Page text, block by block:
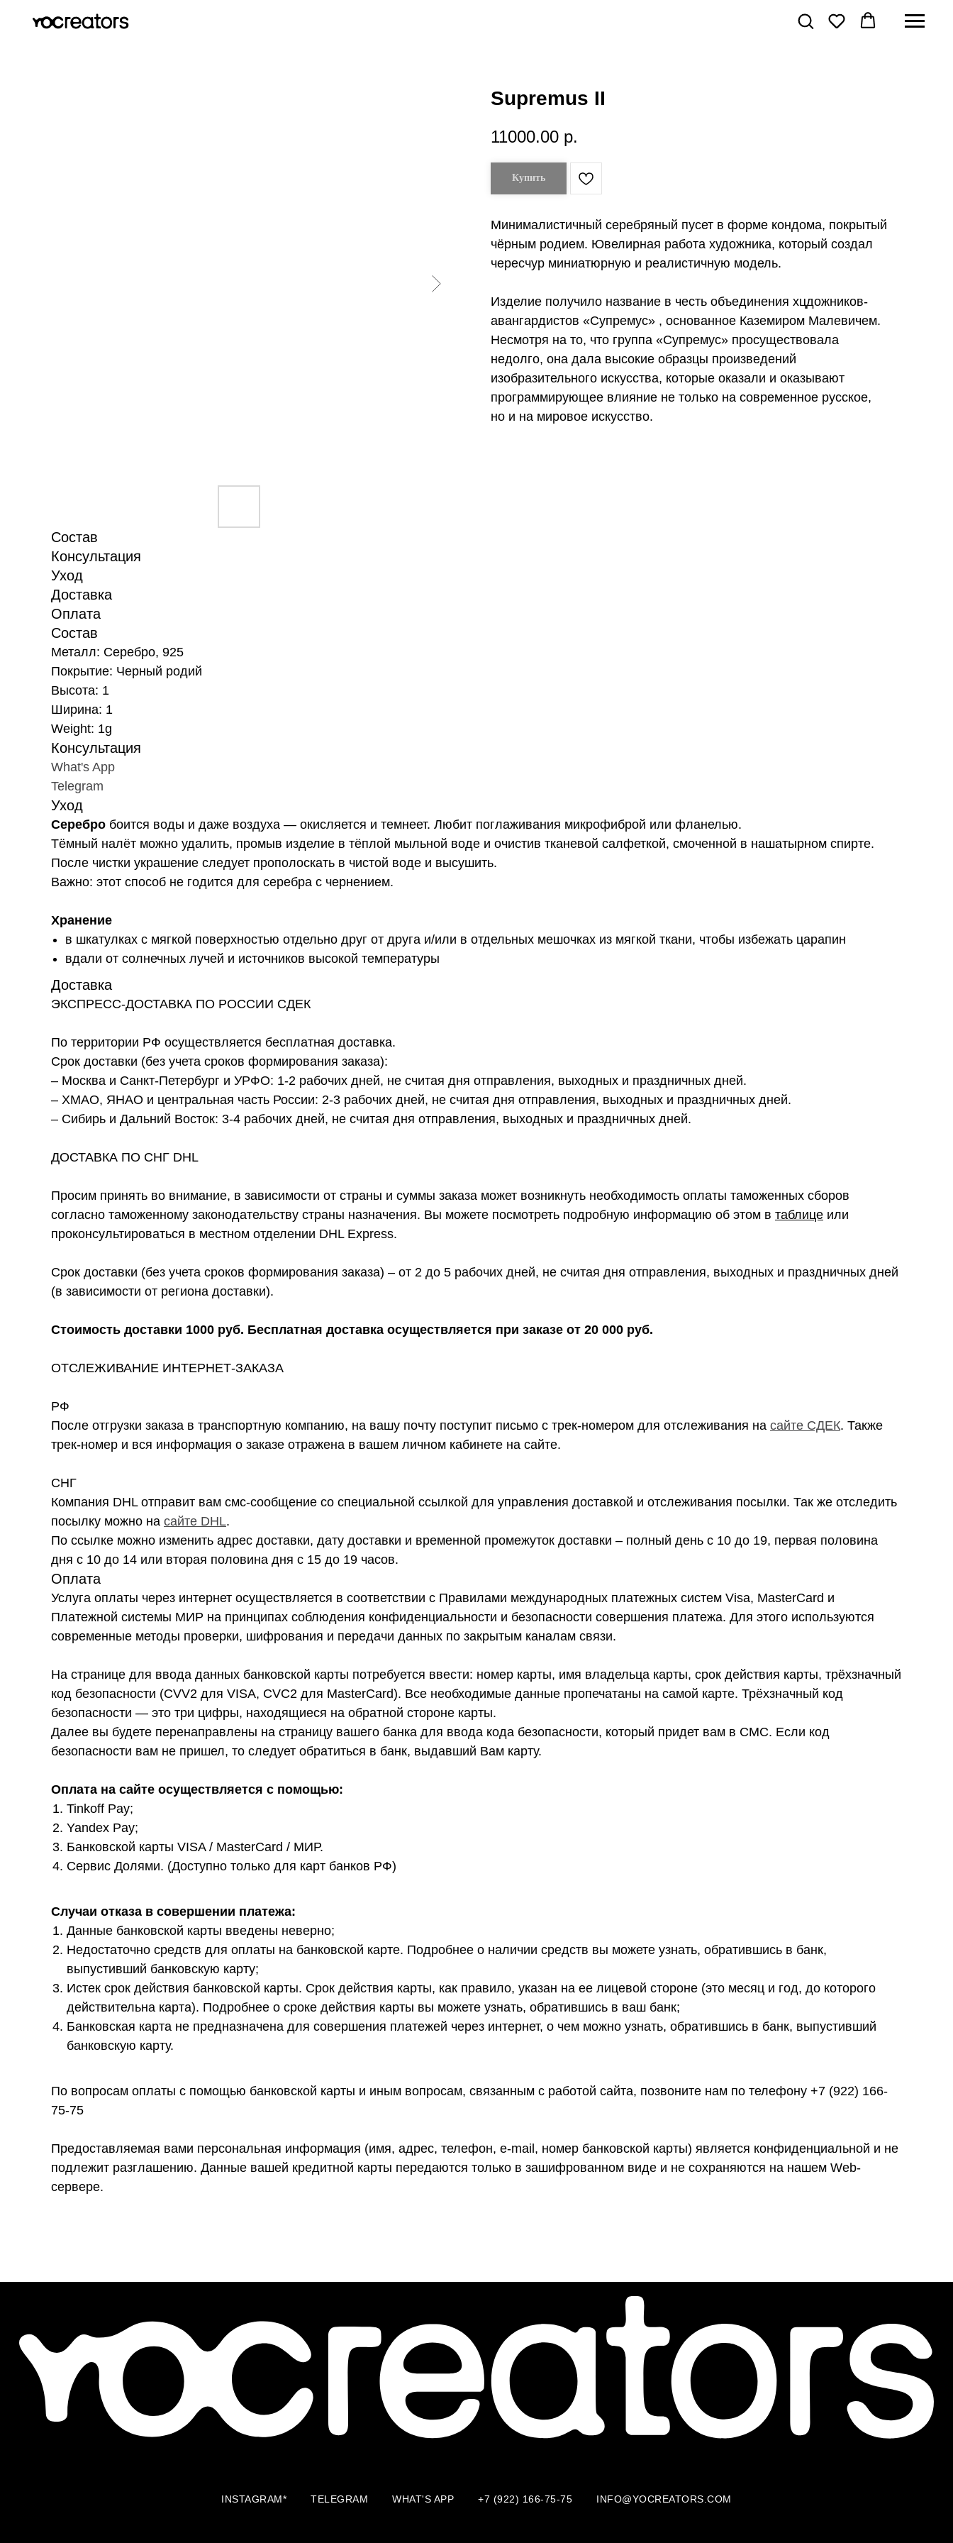
Supremus II
11000.00 р.
Купить
Минималистичный серебряный пусет в форме кондома, покрытый
чёрным родием. Ювелирная работа художника, который создал
чересчур миниатюрную и реалистичную модель.
Изделие получило название в честь объединения хцдожников-
авангардистов «Супремус» , основанное Каземиром Малевичем.
Несмотря на то, что группа «Супремус» просуществовала
недолго, она дала высокие образцы произведений
изобразительного искусства, которые оказали и оказывают
программирующее влияние не только на современное русское,
но и на мировое искусство.
Состав
Консультация
Уход
Доставка
Оплата
Состав
Металл: Серебро, 925
Покрытие: Черный родий
Высота: 1
Ширина: 1
Weight: 1g
Консультация
What's App
Telegram
Уход
Серебро боится воды и даже воздуха — окисляется и темнеет. Любит поглаживания микрофиброй или фланелью.
Тёмный налёт можно удалить, промыв изделие в тёплой мыльной воде и очистив тканевой салфеткой, смоченной в нашатырном спирте.
После чистки украшение следует прополоскать в чистой воде и высушить.
Важно: этот способ не годится для серебра с чернением.
Хранение
в шкатулках с мягкой поверхностью отдельно друг от друга и/или в отдельных мешочках из мягкой ткани, чтобы избежать царапин
вдали от солнечных лучей и источников высокой температуры
Доставка
ЭКСПРЕСС-ДОСТАВКА ПО РОССИИ СДЕК
По территории РФ осуществляется бесплатная доставка.
Срок доставки (без учета сроков формирования заказа):
– Москва и Санкт-Петербург и УРФО: 1-2 рабочих дней, не считая дня отправления, выходных и праздничных дней.
– ХМАО, ЯНАО и центральная часть России: 2-3 рабочих дней, не считая дня отправления, выходных и праздничных дней.
– Сибирь и Дальний Восток: 3-4 рабочих дней, не считая дня отправления, выходных и праздничных дней.
ДОСТАВКА ПО СНГ DHL
Просим принять во внимание, в зависимости от страны и суммы заказа может возникнуть необходимость оплаты таможенных сборов
согласно таможенному законодательству страны назначения. Вы можете посмотреть подробную информацию об этом в таблице или
проконсультироваться в местном отделении DHL Express.
Срок доставки (без учета сроков формирования заказа) – от 2 до 5 рабочих дней, не считая дня отправления, выходных и праздничных дней
(в зависимости от региона доставки).
Стоимость доставки 1000 руб. Бесплатная доставка осуществляется при заказе от 20 000 руб.
ОТСЛЕЖИВАНИЕ ИНТЕРНЕТ-ЗАКАЗА
РФ
После отгрузки заказа в транспортную компанию, на вашу почту поступит письмо с трек-номером для отслеживания на сайте СДЕК. Также
трек-номер и вся информация о заказе отражена в вашем личном кабинете на сайте.
СНГ
Компания DHL отправит вам смс-сообщение со специальной ссылкой для управления доставкой и отслеживания посылки. Так же отследить
посылку можно на сайте DHL.
По ссылке можно изменить адрес доставки, дату доставки и временной промежуток доставки – полный день с 10 до 19, первая половина
дня с 10 до 14 или вторая половина дня с 15 до 19 часов.
Оплата
Услуга оплаты через интернет осуществляется в соответствии с Правилами международных платежных систем Visa, MasterCard и
Платежной системы МИР на принципах соблюдения конфиденциальности и безопасности совершения платежа. Для этого используются
современные методы проверки, шифрования и передачи данных по закрытым каналам связи.
На странице для ввода данных банковской карты потребуется ввести: номер карты, имя владельца карты, срок действия карты, трёхзначный
код безопасности (CVV2 для VISA, CVC2 для MasterCard). Все необходимые данные пропечатаны на самой карте. Трёхзначный код
безопасности — это три цифры, находящиеся на обратной стороне карты.
Далее вы будете перенаправлены на страницу вашего банка для ввода кода безопасности, который придет вам в СМС. Если код
безопасности вам не пришел, то следует обратиться в банк, выдавший Вам карту.
Оплата на сайте осуществляется с помощью:
Tinkoff Pay;
Yandex Pay;
Банковской карты VISA / MasterCard / МИР.
Сервис Долями. (Доступно только для карт банков РФ)
Случаи отказа в совершении платежа:
Данные банковской карты введены неверно;
Недостаточно средств для оплаты на банковской карте. Подробнее о наличии средств вы можете узнать, обратившись в банк,
выпустивший банковскую карту;
Истек срок действия банковской карты. Срок действия карты, как правило, указан на ее лицевой стороне (это месяц и год, до которого
действительна карта). Подробнее о сроке действия карты вы можете узнать, обратившись в ваш банк;
Банковская карта не предназначена для совершения платежей через интернет, о чем можно узнать, обратившись в банк, выпустивший
банковскую карту.
По вопросам оплаты с помощью банковской карты и иным вопросам, связанным с работой сайта, позвоните нам по телефону +7 (922) 166-
75-75
Предоставляемая вами персональная информация (имя, адрес, телефон, e-mail, номер банковской карты) является конфиденциальной и не
подлежит разглашению. Данные вашей кредитной карты передаются только в зашифрованном виде и не сохраняются на нашем Web-
сервере.
INSTAGRAM* TELEGRAM WHAT'S APP +7 (922) 166-75-75 INFO@YOCREATORS.COM